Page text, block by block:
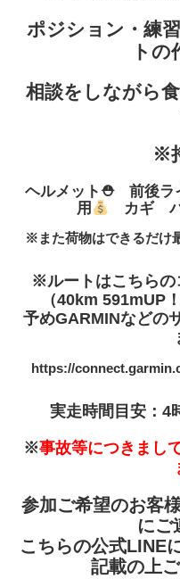
ポジション・練
ト
相談をしながら
※
ヘルメット⛑ 前後ラ
用
カギ パ
※また荷物はできるだけ
※ルートはこちらの
（40km 591mUP
予めGARMINなどの
https://
実走時間目安：
※事故等につきまし
参加ご希望のお客
にご
こちらの公式LINE
記載の上